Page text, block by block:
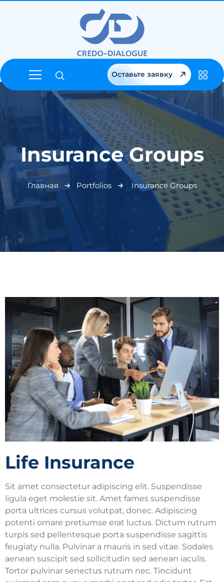
Оставьте заявку
Insurance Groups
Главная Portfolios Insurance Groups
Life Insurance
Sit amet consectetur adipiscing elit. Suspendisse
ligula eget molestie sit. Amet fames suspendisse
porta ultrices cursus volutpat, donec. Adipiscing
potenti ornare pretiumse erat luctus. Dictum rutrum
turpis sed pellentesque porta suspendisse sagittis
feugiaty nulla. Pulvinar a mauris in sed vitae. Sodales
aenean suscipit sed sollicitudin sed aenean iaculis.
Tortor pulvinar senectus rutrum nec. Tincidunt